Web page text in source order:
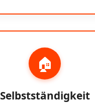
🏠
Selbstständigkeit